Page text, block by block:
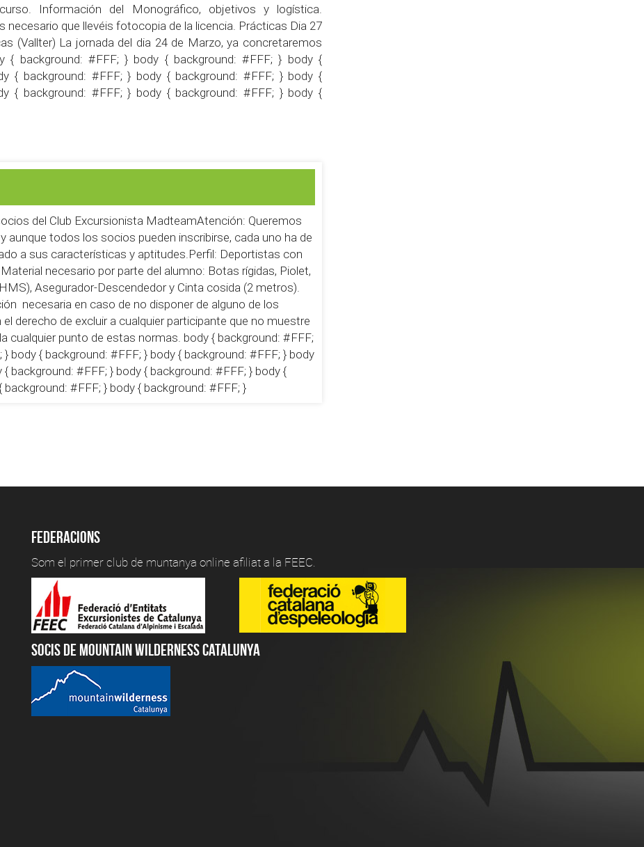
Información del Monográfico, objetivos y logística.
que llevéis fotocopia de la licencia. Prácticas Dia 27
(Vallter) La jornada del dia 24 de Marzo, ya concretaremos
{ background: #FFF; } body { background: #FFF; } body {
{ background: #FFF; } body { background: #FFF; } body {
{ background: #FFF; } body { background: #FFF; } body {
del Club Excursionista MadteamAtención: Queremos
aunque todos los socios pueden inscribirse, cada uno ha de
a sus características y aptitudes.Perfil: Deportistas con
necesario por parte del alumno: Botas rígidas, Piolet,
Asegurador-Descendedor y Cinta cosida (2 metros).
necesaria en caso de no disponer de alguno de los
derecho de excluir a cualquier participante que no muestre
cualquier punto de estas normas. body { background: #FFF;
body { background: #FFF; } body { background: #FFF; } body
background: #FFF; } body { background: #FFF; } body {
#FFF; } body { background: #FFF; }
Federacions
Som el primer club de muntanya online afiliat a la FEEC.
Socis de Mountain Wilderness Catalunya